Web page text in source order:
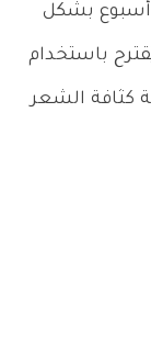
للرأس للمشاركين في التجربة لمدة 24 أسبوع بشكل
باستخدام
كثافة الشعر